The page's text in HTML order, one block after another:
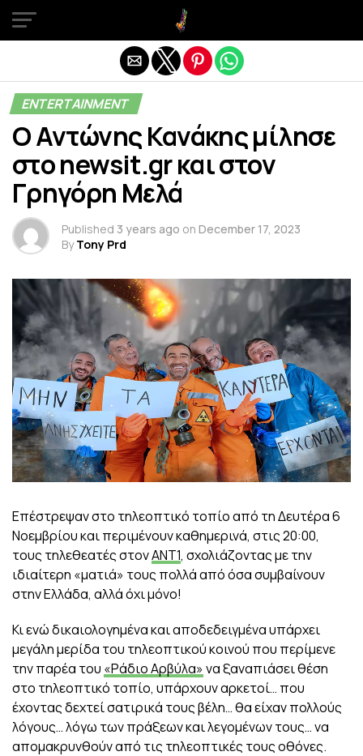
ENTERTAINMENT
Ο Αντώνης Κανάκης μίλησε
στο newsit.gr και στον
Γρηγόρη Μελά
Published 3 years ago on December 17, 2023
By Tony Prd
Επέστρεψαν στο τηλεοπτικό τοπίο από τη Δευτέρα 6
Νοεμβρίου και περιμένουν καθημερινά, στις 20:00,
τους τηλεθεατές στονΑΝΤ1, σχολιάζοντας με την
ιδιαίτερη «ματιά» τους πολλά από όσα συμβαίνουν
στην Ελλάδα, αλλά όχι μόνο!
Κι ενώ δικαιολογημένα και αποδεδειγμένα υπάρχει
μεγάλη μερίδα του τηλεοπτικού κοινού που περίμενε
την παρέα του «Ράδιο Αρβύλα»να ξαναπιάσει θέση
στο τηλεοπτικό τοπίο, υπάρχουν αρκετοί… που
έχοντας δεχτεί σατιρικά τους βέλη… θα είχαν πολλούς
λόγους… λόγω των πράξεων και λεγομένων τους… να
απομακρυνθούν από τις τηλεοπτικές τους οθόνες.
Exit mobile version